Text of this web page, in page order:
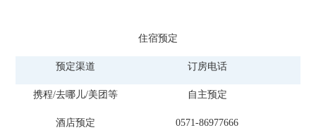
住宿预定
预定渠道 订房电话
携程/去哪儿/美团等 自主预定
酒店预定 0571-86977666